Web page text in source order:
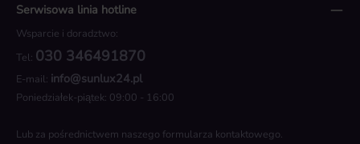
Serwisowa linia hotline
Wsparcie i doradztwo:
Tel: 030 346491870
E-mail: info@sunlux24.pl
Poniedziałek-piątek: 09:00 - 16:00
Lub za pośrednictwem naszego formularza kontaktowego.